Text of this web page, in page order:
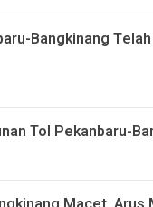
Bangkinang
Tol Pekanbaru-